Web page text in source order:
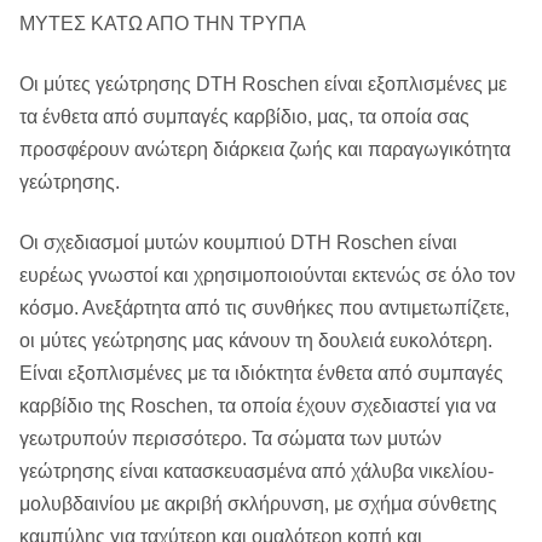
ΜΥΤΕΣ ΚΑΤΩ ΑΠΟ ΤΗΝ ΤΡΥΠΑ
Οι μύτες γεώτρησης DTH Roschen είναι εξοπλισμένες με
τα ένθετα από συμπαγές καρβίδιο, μας, τα οποία σας
προσφέρουν ανώτερη διάρκεια ζωής και παραγωγικότητα
γεώτρησης.
Οι σχεδιασμοί μυτών κουμπιού DTH Roschen είναι
ευρέως γνωστοί και χρησιμοποιούνται εκτενώς σε όλο τον
κόσμο. Ανεξάρτητα από τις συνθήκες που αντιμετωπίζετε,
οι μύτες γεώτρησης μας κάνουν τη δουλειά ευκολότερη.
Είναι εξοπλισμένες με τα ιδιόκτητα ένθετα από συμπαγές
καρβίδιο της Roschen, τα οποία έχουν σχεδιαστεί για να
γεωτρυπούν περισσότερο. Τα σώματα των μυτών
γεώτρησης είναι κατασκευασμένα από χάλυβα νικελίου-
μολυβδαινίου με ακριβή σκλήρυνση, με σχήμα σύνθετης
καμπύλης για ταχύτερη και ομαλότερη κοπή και